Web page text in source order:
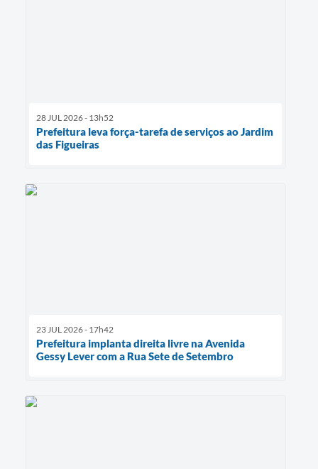
28 JUL 2026 - 13h52
Prefeitura leva força-tarefa de serviços ao Jardim
das Figueiras
23 JUL 2026 - 17h42
Prefeitura implanta direita livre na Avenida
Gessy Lever com a Rua Sete de Setembro